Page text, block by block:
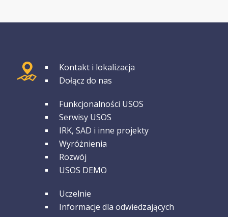
GRUPA 1
Kontakt i lokalizacja
Dołącz do nas
GRUPA 2Funkcjonalności USOS
Serwisy USOS
IRK, SAD i inne projekty
Wyróżnienia
Rozwój
USOS DEMO
GRUPA 3Uczelnie
Informacje dla odwiedzających